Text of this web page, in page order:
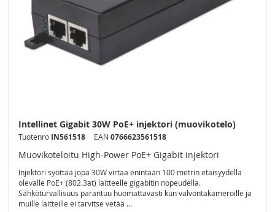
Intellinet Gigabit 30W PoE+ injektori (muovikotelo)
Tuotenro IN561518 EAN 0766623561518
Muovikoteloitu High-Power PoE+ Gigabit injektori
Injektori syöttää jopa 30W virtaa enintään 100 metrin etäisyydellä
olevalle PoE+ (802.3at) laitteelle gigabitin nopeudella.
Sähköturvallisuus parantuu huomattavasti kun valvontakameroille ja
muille laitteille ei tarvitse vetää ...